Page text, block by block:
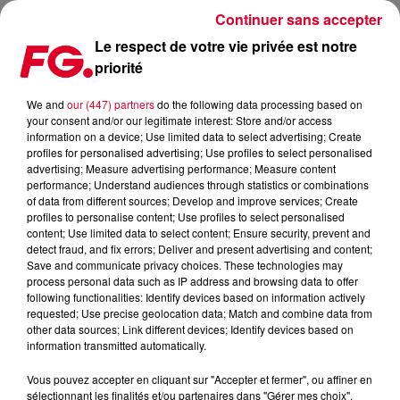
DOMINIQUE SOPO, PRÉSIDENT D'SOS RACISME, INVITÉ
Publié : 21 mars 2023 à 12h36 par Christophe HUBERT
Le respect de votre vie privée est notre
priorité
We and our (447) partnersdo the following data processing based on
your consent and/or our legitimate interest: Store and/or access
information on a device; Use limited data to select advertising; Create
profiles for personalised advertising; Use profiles to select personalised
advertising; Measure advertising performance; Measure content
performance; Understand audiences through statistics or combinations
of data from different sources; Develop and improve services; Create
profiles to personalise content; Use profiles to select personalised
content; Use limited data to select content; Ensure security, prevent and
detect fraud, and fix errors; Deliver and present advertising and content;
Save and communicate privacy choices. These technologies may
process personal data such as IP address and browsing data to offer
following functionalities: Identify devices based on information actively
requested; Use precise geolocation data; Match and combine data from
other data sources; Link different devices; Identify devices based on
information transmitted automatically.
Vous pouvez accepter en cliquant sur "Accepter et fermer", ou affiner en
sélectionnant les finalités et/ou partenaires dans "Gérer mes choix".
Continuer sans accepter